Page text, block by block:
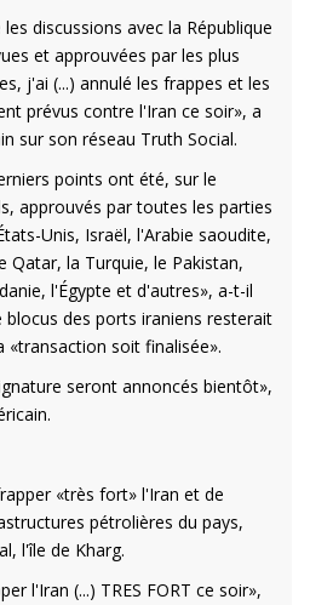
discussions avec la République
et approuvées par les plus
j'ai (...) annulé les frappes et les
prévus contre l'Iran ce soir», a
sur son réseau Truth Social.
points ont été, sur le
approuvés par toutes les parties
Unis, Israël, l'Arabie saoudite,
Qatar, la Turquie, le Pakistan,
l'Égypte et d'autres», a-t-il
des ports iraniens resterait
«transaction soit finalisée».
seront annoncés bientôt»,
«très fort» l'Iran et de
pétrolières du pays,
l'île de Kharg.
l'Iran (...) TRES FORT ce soir»,